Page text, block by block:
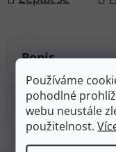
Používáme
pohodlné
webu neustále
použitelnost.
Popis
Diskuze